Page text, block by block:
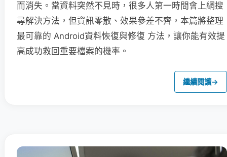
而消失。當資料突然不見時，很多人第一時間會上網搜
尋解決方法，但資訊零散、效果參差不齊，本篇將整理
最可靠的 Android資料恢復與修復 方法，讓你能有效提
高成功救回重要檔案的機率。
繼續閱讀→